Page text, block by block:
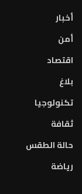
أخبار
أمن
اقتصاد
بلاغ
تكنولوجيا
ثقافة
حالة الطقس
رياضة